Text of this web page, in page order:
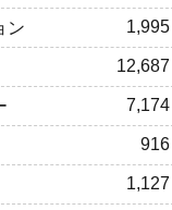
ン 1,995
12,687
7,174
916
1,127